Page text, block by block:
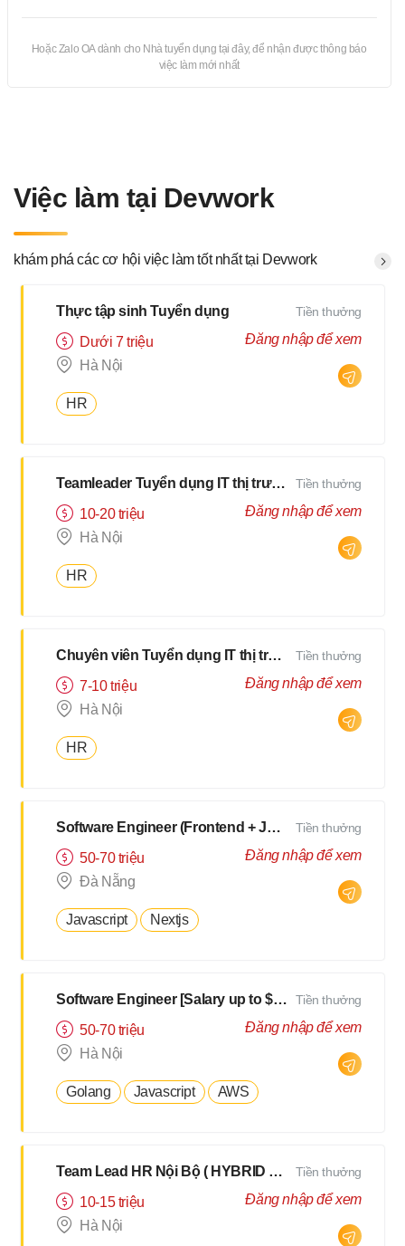
Hoặc Zalo OA dành cho Nhà tuyển dụng tại đây, để nhận được thông báo
việc làm mới nhất
Việc làm tại Devwork
khám phá các cơ hội việc làm tốt nhất tại Devwork
Thực tập sinh Tuyển dụng
Dưới 7 triệu
Hà Nội
HR
Tiền thưởng
Đăng nhập để xem
Teamleader Tuyển dụng IT thị trường Nhật
10-20 triệu
Hà Nội
HR
Tiền thưởng
Đăng nhập để xem
Chuyên viên Tuyển dụng IT thị trường Nhật
7-10 triệu
Hà Nội
HR
Tiền thưởng
Đăng nhập để xem
Software Engineer (Frontend + Javascript) [Salary up to $3000]
50-70 triệu
Đà Nẵng
Javascript Nextjs
Tiền thưởng
Đăng nhập để xem
Software Engineer [Salary up to $3000]
50-70 triệu
Hà Nội
Golang Javascript AWS
Tiền thưởng
Đăng nhập để xem
Team Lead HR Nội Bộ ( HYBRID 2Buổi/Tuần )
10-15 triệu
Hà Nội
Tiền thưởng
Đăng nhập để xem